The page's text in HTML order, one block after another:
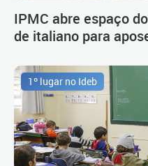
IPMC abre espaço
de italiano para
1º lugar no Ideb